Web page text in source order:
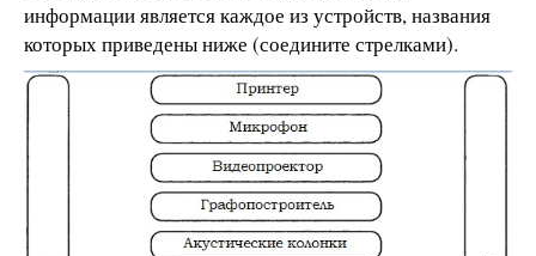
информации является каждое из устройств, названия
которых приведены ниже (соедините стрелками).